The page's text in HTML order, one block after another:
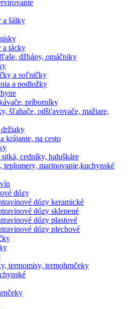
a šálky
a tácky
džbány, omáčniky
a soľničky
a podložky
príborníky
šľahače, odšťavovače, mažiare,
držiaky
krájanie, na cesto
cedníky, haluškáre
teplomery, marinovanie,kuchynské
dózy
dózy keramické
dózy sklenené
dózy plastové
dózy plechové
termomisy, termohrnčeky